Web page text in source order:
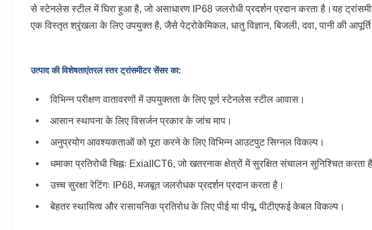
से स्टेनलेस स्टील में घिरा हुआ है, जो असाधारण IP68 जलरोधी प्रदर्शन प्रदान करता है।यह
एक विस्तृत श्रृंखला के लिए उपयुक्त है, जैसे पेट्रोकेमिकल, धातु विज्ञान, बिजली, दवा, पानी की
उत्पाद की विशेषताएंतरल स्तर ट्रांसमीटर सेंसर का:
विभिन्न परीक्षण वातावरणों में उपयुक्तता के लिए पूर्ण स्टेनलेस स्टील आवास।
आसान स्थापना के लिए विसर्जन प्रकार के जांच माप।
अनुप्रयोग आवश्यकताओं को पूरा करने के लिए विभिन्न आउटपुट सिग्नल विकल्प।
धमाका प्रतिरोधी चिह्नः ExiaIICT6, जो खतरनाक क्षेत्रों में सुरक्षित संचालन सुनिश्चित करता
उच्च सुरक्षा रेटिंगः IP68, मजबूत जलरोधक प्रदर्शन प्रदान करता है।
बेहतर स्थायित्व और रासायनिक प्रतिरोध के लिए पीई या पीयू, पीटीएफई केबल विकल्प।